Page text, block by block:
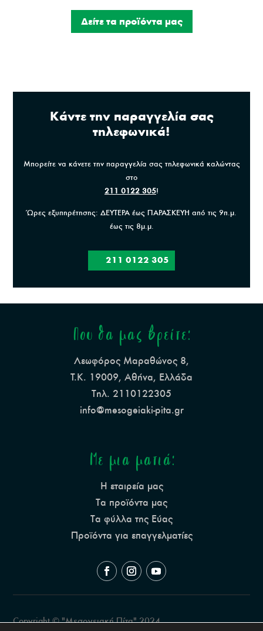
Δείτε τα προϊόντα μας
Κάντε την παραγγελία σας
τηλεφωνικά!
Μπορείτε να κάνετε την παραγγελία σας τηλεφωνικά καλώντας
στο
211 0122 305!
Ώρες εξυπηρέτησης: ΔΕΥΤΕΡΑ έως ΠΑΡΑΣΚΕΥΗ από τις 9π.μ.
έως τις 8μ.μ.
211 0122 305
Που θα μας βρείτε:
Λεωφόρος Μαραθώνος 8,
Τ.Κ. 19009, Αθήνα, Ελλάδα
Τηλ. 2110122305
info@mesogeiaki-pita.gr
Με μια ματιά:
Η εταιρεία μας
Τα προϊόντα μας
Τα φύλλα της Εύας
Προϊόντα για επαγγελματίες
Copyright © "Μεσογειακή Πίτα" 2024